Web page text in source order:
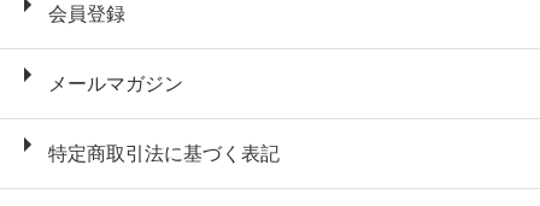
会員登録
メールマガジン
特定商取引法に基づく表記